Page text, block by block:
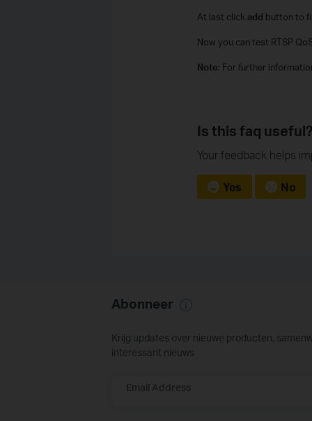
At last click add button to
Now you can test RTSP
Note: For further
Is this faq useful?
Your feedback helps
Yes No
Abonneer
Krijg updates over nieuwe producten,
interessant nieuws
Email Address